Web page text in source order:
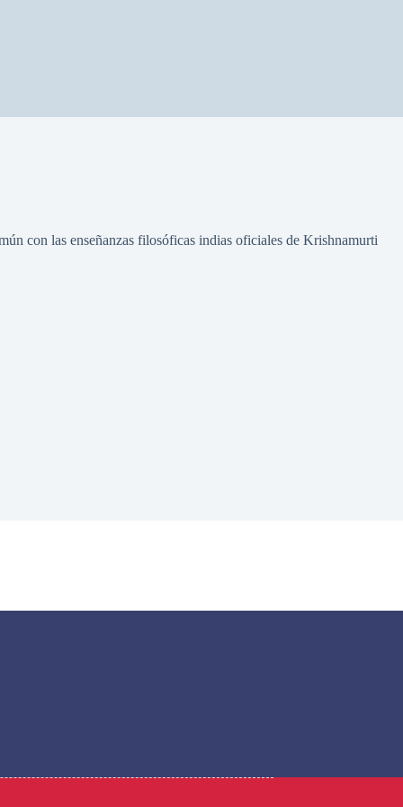
con las enseñanzas filosóficas indias oficiales de Krishnamurti